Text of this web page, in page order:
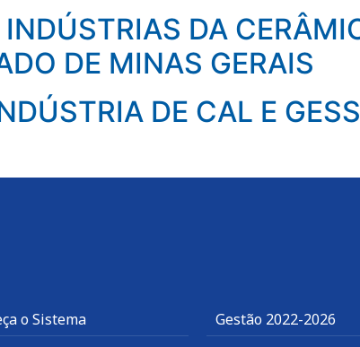
DA
DE MINAS GERAIS
DE CAL E
o Sistema
Gestão 2022-2026